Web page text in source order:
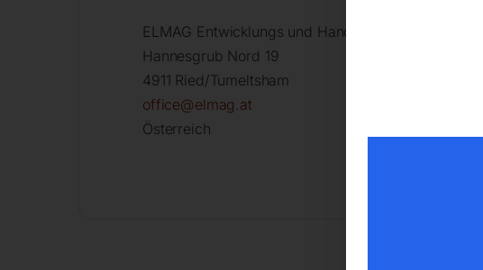
ELMAG Entwicklungs und Handels GmbH
Hannesgrub Nord 19
4911 Ried/Tumeltsham
office@elmag.at
Österreich